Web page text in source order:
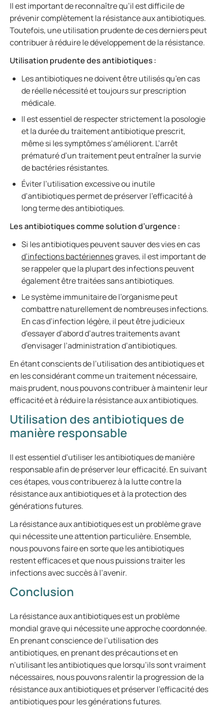
Il est important de reconnaître qu’il est difficile de
prévenir complètement la résistance aux antibiotiques.
Toutefois, une utilisation prudente de ces derniers peut
contribuer à réduire le développement de la résistance.
Utilisation prudente des antibiotiques :
Les antibiotiques ne doivent être utilisés qu’en cas
de réelle nécessité et toujours sur prescription
médicale.
Il est essentiel de respecter strictement la posologie
et la durée du traitement antibiotique prescrit,
même si les symptômes s’améliorent. L’arrêt
prématuré d’un traitement peut entraîner la survie
de bactéries résistantes.
Éviter l’utilisation excessive ou inutile
d’antibiotiques permet de préserver l’efficacité à
long terme des antibiotiques.
Les antibiotiques comme solution d’urgence :
Si les antibiotiques peuvent sauver des vies en cas
d’infections bactériennesgraves, il est important de
se rappeler que la plupart des infections peuvent
également être traitées sans antibiotiques.
Le système immunitaire de l’organisme peut
combattre naturellement de nombreuses infections.
En cas d’infection légère, il peut être judicieux
d’essayer d’abord d’autres traitements avant
d’envisager l’administration d’antibiotiques.
En étant conscients de l’utilisation des antibiotiques et
en les considérant comme un traitement nécessaire,
mais prudent, nous pouvons contribuer à maintenir leur
efficacité et à réduire la résistance aux antibiotiques.
Utilisation des antibiotiques de
manière responsable
Il est essentiel d’utiliser les antibiotiques de manière
responsable afin de préserver leur efficacité. En suivant
ces étapes, vous contribuerez à la lutte contre la
résistance aux antibiotiques et à la protection des
générations futures.
La résistance aux antibiotiques est un problème grave
qui nécessite une attention particulière. Ensemble,
nous pouvons faire en sorte que les antibiotiques
restent efficaces et que nous puissions traiter les
infections avec succès à l’avenir.
Conclusion
La résistance aux antibiotiques est un problème
mondial grave qui nécessite une approche coordonnée.
En prenant conscience de l’utilisation des
antibiotiques, en prenant des précautions et en
n’utilisant les antibiotiques que lorsqu’ils sont vraiment
nécessaires, nous pouvons ralentir la progression de la
résistance aux antibiotiques et préserver l’efficacité des
antibiotiques pour les générations futures.